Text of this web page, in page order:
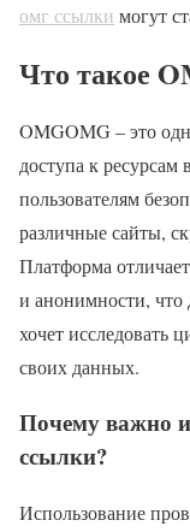
омг ссылки могут
Что такое
OMGOMG – это
доступа к ресурсам
пользователям
различные сайты,
Платформа
и анонимности, что
хочет исследовать
своих данных.
Почему важно
ссылки?
Использование